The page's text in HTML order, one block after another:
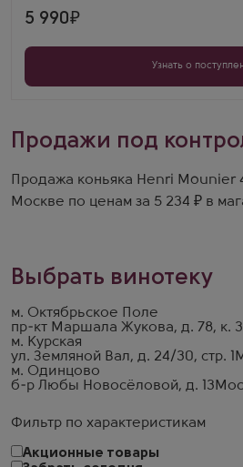
Фильтр по характеристикам
Акционные товары
5 990
Узнать о
Продажи под
Продажа коньяка Henri Mounier
Москве по ценам за 5 234 ₽ в
Выбрать винотеку
м. Октябрьское Поле
пр-кт Маршала Жукова, д. 78, к. 3
м. Курская
ул. Земляной Вал, д. 24/30, стр. 1
м. Одинцово
б-р Любы Новосёловой, д. 13